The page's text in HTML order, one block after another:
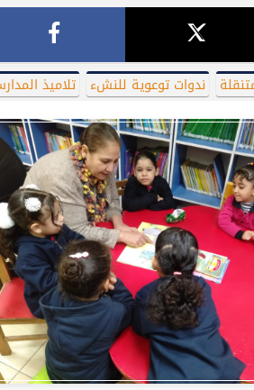
ندوات توعوية للنشء تلاميذ